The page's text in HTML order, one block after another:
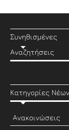
Συνηθισμένες
Αναζητήσεις
Κατηγορίες Νέων
Ανακοινώσεις